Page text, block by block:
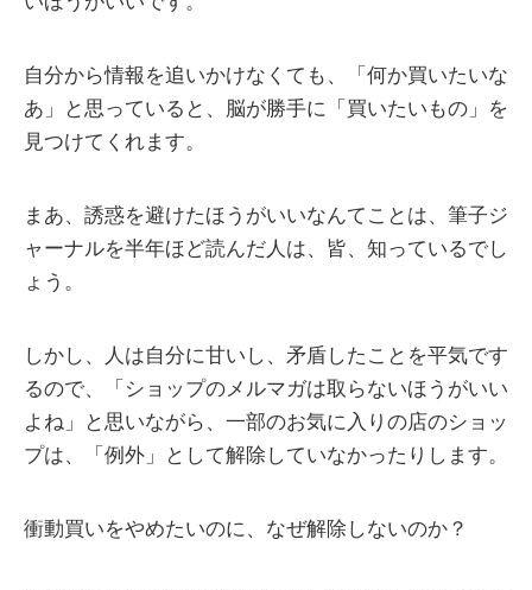
自分から情報を追いかけなくても、「何か買いたいな
あ」と思っていると、脳が勝手に「買いたいもの」を
見つけてくれます。
まあ、誘惑を避けたほうがいいなんてことは、筆子ジ
ャーナルを半年ほど読んだ人は、皆、知っているでし
ょう。
しかし、人は自分に甘いし、矛盾したことを平気です
るので、「ショップのメルマガは取らないほうがいい
よね」と思いながら、一部のお気に入りの店のショッ
プは、「例外」として解除していなかったりします。
衝動買いをやめたいのに、なぜ解除しないのか？